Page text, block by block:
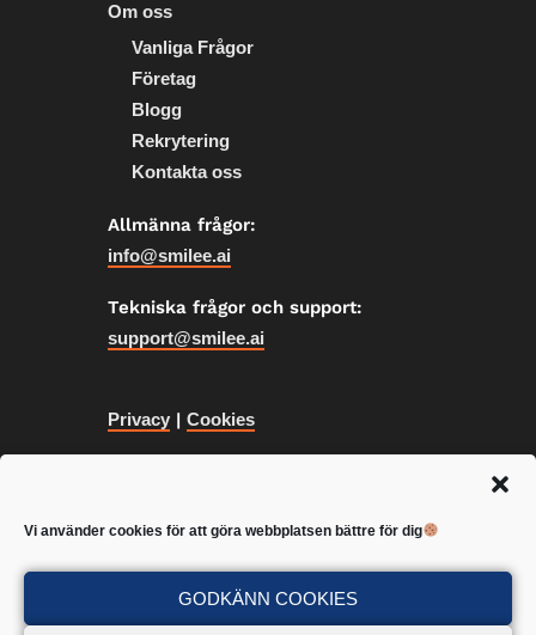
Vi använder cookies för att göra webbplatsen bättre för dig
GODKÄNN COOKIES
Om oss
Vanliga Frågor
Företag
Blogg
Rekrytering
Kontakta oss
Allmänna frågor:
info@smilee.ai
Tekniska frågor och support:
support@smilee.ai
Privacy | Cookies
EN
FI